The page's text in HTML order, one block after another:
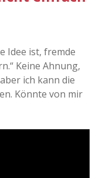
Idee ist, fremde
Keine Ahnung,
ich kann die
Könnte von mir